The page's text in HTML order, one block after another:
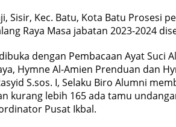
Sisir, Kec. Batu, Kota Batu Prosesi
Raya Masa jabatan 2023-2024
dengan Pembacaan Ayat Suci
Hymne Al-Amien Prenduan dan
S.sos. I, Selaku Biro Alumni
kurang lebih 165 ada tamu
Pusat Ikbal.